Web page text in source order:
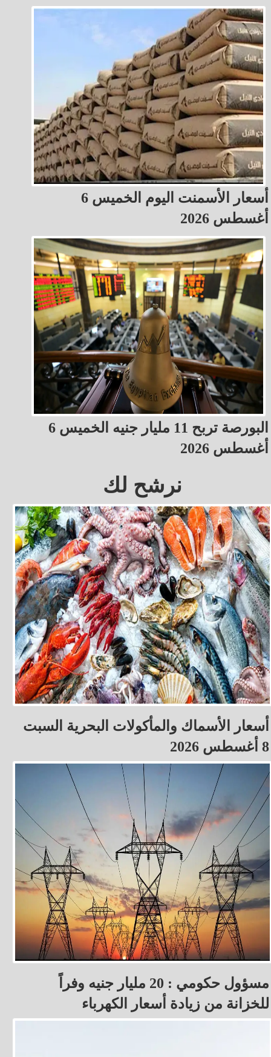
أسعار الأسمنت اليوم الخميس 6
أغسطس 2026
البورصة تربح 11 مليار جنيه الخميس 6
أغسطس 2026
نرشح لك
أسعار الأسماك والمأكولات البحرية السبت
8 أغسطس 2026
مسؤول حكومي : 20 مليار جنيه وفراً
للخزانة من زيادة أسعار الكهرباء